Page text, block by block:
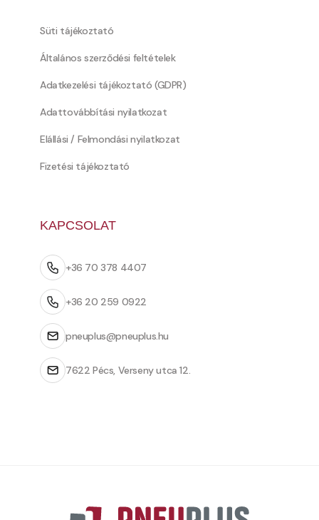
Süti tájékoztató
Általános szerződési feltételek
Adatkezelési tájékoztató (GDPR)
Adattovábbítási nyilatkozat
Elállási / Felmondási nyilatkozat
Fizetési tájékoztató
KAPCSOLAT
+36 70 378 4407
+36 20 259 0922
pneuplus@pneuplus.hu
7622 Pécs, Verseny utca 12.